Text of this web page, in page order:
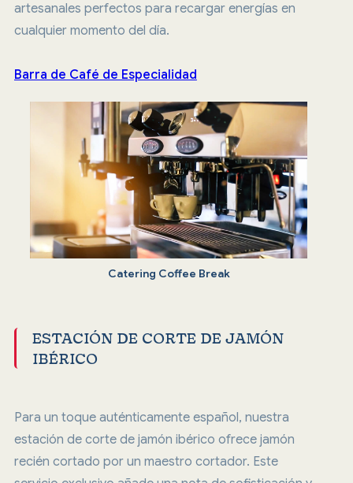
artesanales perfectos para recargar energías en
cualquier momento del día.
Barra de Café de Especialidad
Catering Coffee Break
ESTACIÓN DE CORTE DE JAMÓN
IBÉRICO
Para un toque auténticamente español, nuestra
estación de corte de jamón ibérico ofrece jamón
recién cortado por un maestro cortador. Este